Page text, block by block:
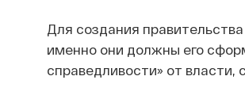
Для создания
именно они должны его
справедливости» от власти,